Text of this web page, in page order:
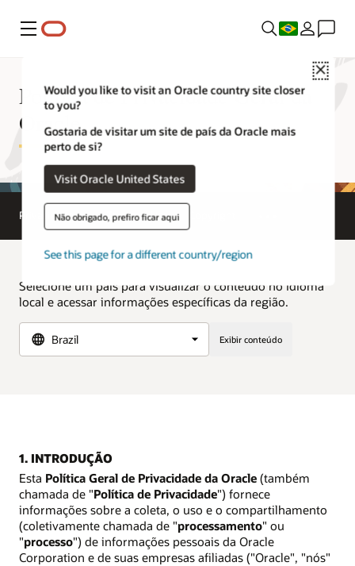
Menu
Close
Would you like to visit an Oracle country site closer
to you?
Gostaria de visitar um site de país da Oracle mais
perto de si?
Visit Oracle United States
Não obrigado, prefiro ficar aqui
See this page for a different country/region
Política de Privacidade Geral da
Oracle
Privacidade Terms of Use
Selecione um país para visualizar o conteúdo no idioma
local e acessar informações específicas da região.
Exibir conteúdo
1. INTRODUÇÃO
Esta Política Geral de Privacidade da Oracle (também
chamada de "Política de Privacidade") fornece
informações sobre a coleta, o uso e o compartilhamento
(coletivamente chamada de "processamento" ou
"processo") de informações pessoais da Oracle
Corporation e de suas empresas afiliadas ("Oracle", "nós"